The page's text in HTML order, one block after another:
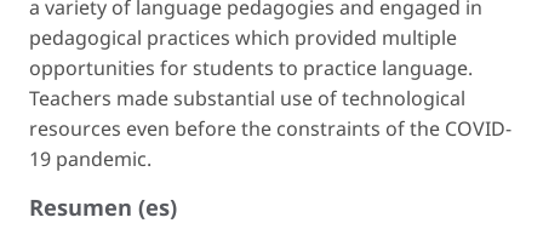
a variety of language pedagogies and engaged in
pedagogical practices which provided multiple
opportunities for students to practice language.
Teachers made substantial use of technological
resources even before the constraints of the COVID-
19 pandemic.
Resumen (es)